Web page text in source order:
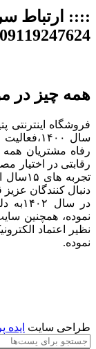
:::: ارتباط
09119247624::::
همه چیز در
فروشگاه اینترنتی
سال
رفاه مشتریان
رقابتی در اختیار
تجربه
دنبال کنندگان عزیز
در
نموده، همچنین
نظیر اعتماد
نموده.
طراحی سایت ایده